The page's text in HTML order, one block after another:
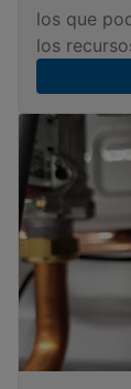
los que
los